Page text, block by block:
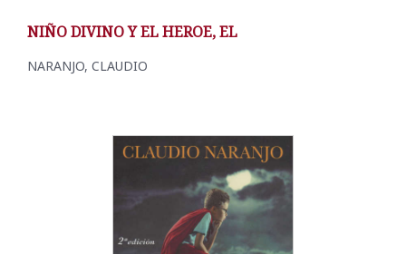
NIÑO DIVINO Y EL HEROE, EL
NARANJO, CLAUDIO